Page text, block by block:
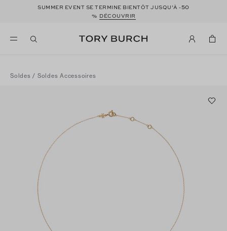
SUMMER EVENT SE TERMINE BIENTÔT JUSQU’À -50
% DÉCOUVRIR
Soldes / Soldes Accessoires